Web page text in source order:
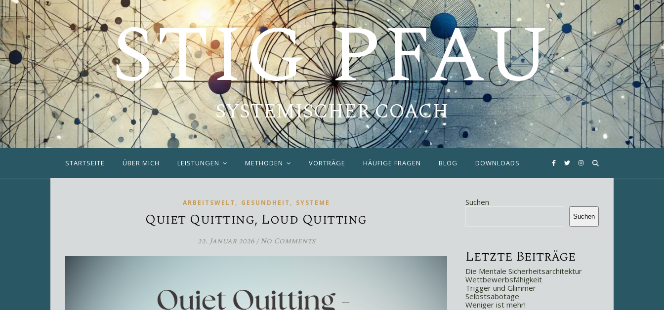
STIG PFAU
SYSTEMISCHER COACH
STARTSEITE ÜBER MICH LEISTUNGEN METHODEN VORTRÄGE HÄUFIGE FRAGEN BLOG DOWNLOADS
ARBEITSWELT , GESUNDHEIT , SYSTEME
Quiet Quitting, Loud Quitting
22. Januar 2026/ No Comments
Suchen
Suchen
Letzte Beiträge
Die Mentale Sicherheitsarchitektur
Wettbewerbsfähigkeit
Trigger und Glimmer
Selbstsabotage
Weniger ist mehr!